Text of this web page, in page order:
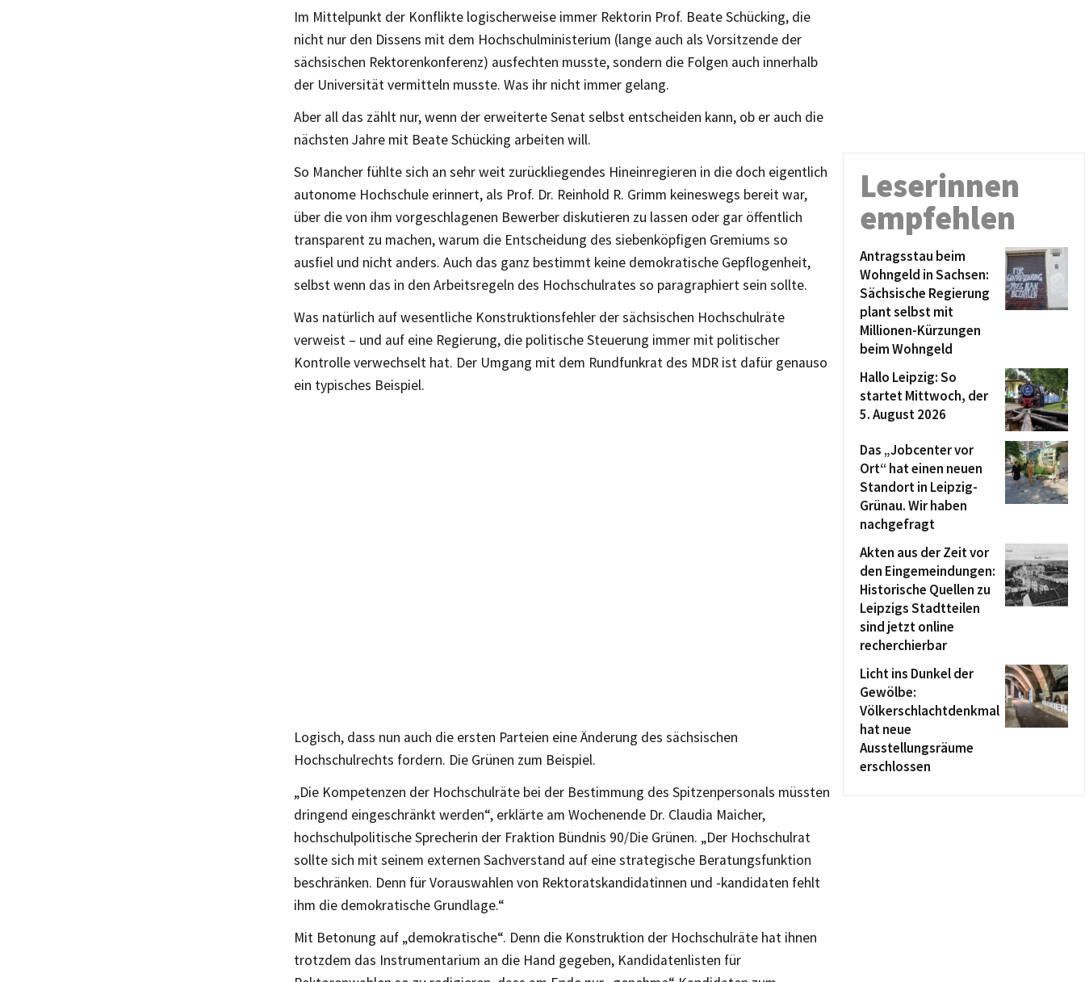
Im Mittelpunkt der Konflikte logischerweise immer Rektorin Prof. Beate Schücking, die
nicht nur den Dissens mit dem Hochschulministerium (lange auch als Vorsitzende der
sächsischen Rektorenkonferenz) ausfechten musste, sondern die Folgen auch innerhalb
der Universität vermitteln musste. Was ihr nicht immer gelang.
Aber all das zählt nur, wenn der erweiterte Senat selbst entscheiden kann, ob er auch die
nächsten Jahre mit Beate Schücking arbeiten will.
So Mancher fühlte sich an sehr weit zurückliegendes Hineinregieren in die doch eigentlich
autonome Hochschule erinnert, als Prof. Dr. Reinhold R. Grimm keineswegs bereit war,
über die von ihm vorgeschlagenen Bewerber diskutieren zu lassen oder gar öffentlich
transparent zu machen, warum die Entscheidung des siebenköpfigen Gremiums so
ausfiel und nicht anders. Auch das ganz bestimmt keine demokratische Gepflogenheit,
selbst wenn das in den Arbeitsregeln des Hochschulrates so paragraphiert sein sollte.
Was natürlich auf wesentliche Konstruktionsfehler der sächsischen Hochschulräte
verweist – und auf eine Regierung, die politische Steuerung immer mit politischer
Kontrolle verwechselt hat. Der Umgang mit dem Rundfunkrat des MDR ist dafür genauso
ein typisches Beispiel.
Logisch, dass nun auch die ersten Parteien eine Änderung des sächsischen
Hochschulrechts fordern. Die Grünen zum Beispiel.
„Die Kompetenzen der Hochschulräte bei der Bestimmung des Spitzenpersonals müssten
dringend eingeschränkt werden“, erklärte am Wochenende Dr. Claudia Maicher,
hochschulpolitische Sprecherin der Fraktion Bündnis 90/Die Grünen. „Der Hochschulrat
sollte sich mit seinem externen Sachverstand auf eine strategische Beratungsfunktion
beschränken. Denn für Vorauswahlen von Rektoratskandidatinnen und -kandidaten fehlt
ihm die demokratische Grundlage.“
Mit Betonung auf „demokratische“. Denn die Konstruktion der Hochschulräte hat ihnen
trotzdem das Instrumentarium an die Hand gegeben, Kandidatenlisten für
Leserinnen
empfehlen
Antragsstau beim
Wohngeld in Sachsen:
Sächsische Regierung
plant selbst mit
Millionen-Kürzungen
beim Wohngeld
Hallo Leipzig: So
startet Mittwoch, der
5. August 2026
Das „Jobcenter vor
Ort“ hat einen neuen
Standort in Leipzig-
Grünau. Wir haben
nachgefragt
Akten aus der Zeit vor
den Eingemeindungen:
Historische Quellen zu
Leipzigs Stadtteilen
sind jetzt online
recherchierbar
Licht ins Dunkel der
Gewölbe:
Völkerschlachtdenkmal
hat neue
Ausstellungsräume
erschlossen